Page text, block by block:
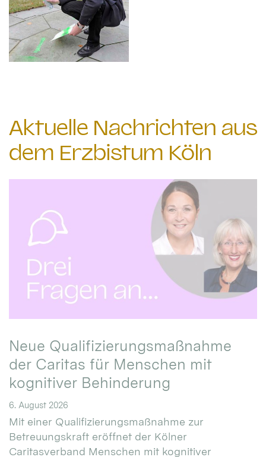
Aktuelle Nachrichten aus
dem Erzbistum Köln
Neue Qualifizierungsmaßnahme
der Caritas für Menschen mit
kognitiver Behinderung
6. August 2026
Mit einer Qualifizierungsmaßnahme zur
Betreuungskraft eröffnet der Kölner
Caritasverband Menschen mit kognitiver